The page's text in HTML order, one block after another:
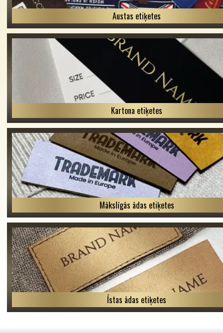
Austas etiķetes
Kartona etiķetes
Mākslīgās ādas etiķetes
Īstas ādas etiķetes